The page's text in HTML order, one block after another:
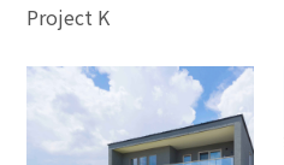
Project K